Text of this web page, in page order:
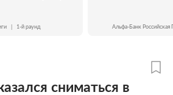
1-й раунд Альфа-Банк Российская
сниматься в